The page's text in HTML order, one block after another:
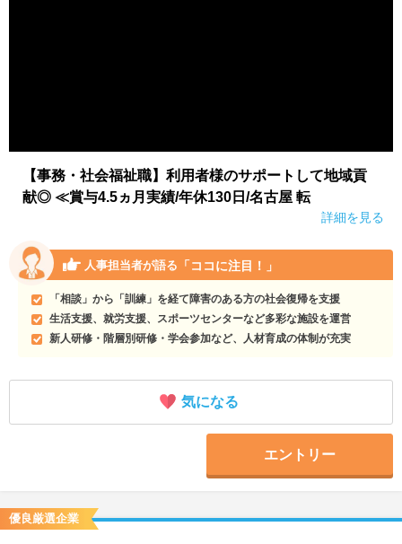
【事務・社会福祉職】利用者様のサポートして地域貢
献◎ ≪賞与4.5ヵ月実績/年休130日/名古屋 転
詳細を見る
人事担当者が語る 「ココに注目！」
「相談」から「訓練」を経て障害のある方の社会復帰を支援
生活支援、就労支援、スポーツセンターなど多彩な施設を運営
新人研修・階層別研修・学会参加など、人材育成の体制が充実
気になる
エントリー
優良厳選企業